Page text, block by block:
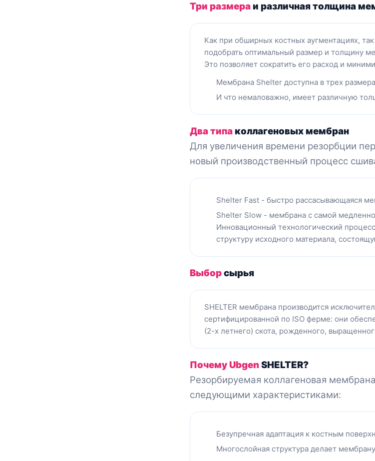
Три размера и различная толщина
Как при обширных костных аугментациях,
подобрать оптимальный размер и толщину
Это позволяет сократить его расход и
Мембрана Shelter доступна в трех
И что немаловажно, имеет различную
Два типа коллагеновых мембран
Для увеличения времени резорбции
новый производственный процесс
Shelter Fast - быстро рассасывающаяся
Shelter Slow - мембрана с самой
Инновационный технологический
структуру исходного материала,
Выборсырья
SHELTER мембрана производится
сертифицированной по ISO ферме: они
(2-х летнего) скота, рожденного,
Почему UbgenSHELTER?
Резорбируемая коллагеновая
следующими характеристиками:
Безупречная адаптация к костным
Многослойная структура делает